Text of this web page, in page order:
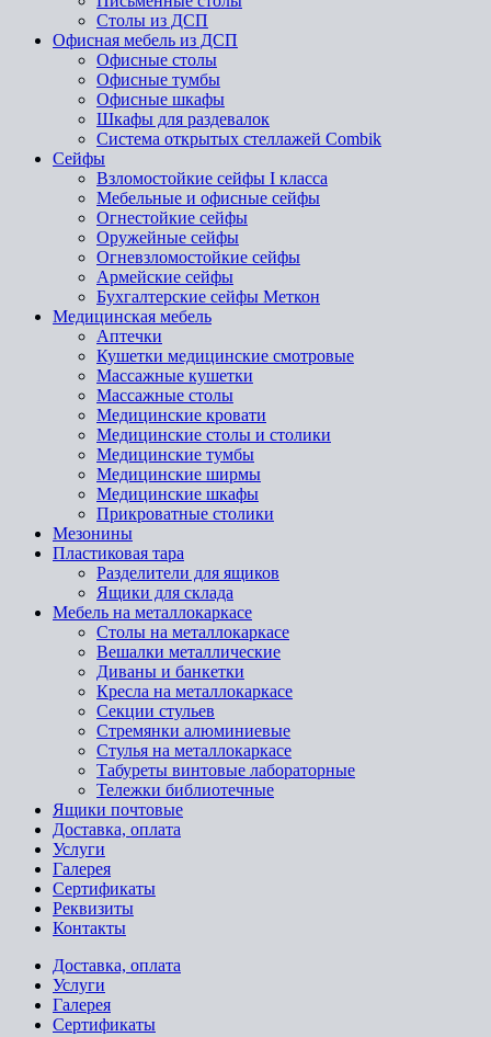
Столы из ДСП
Офисная мебель из ДСП
Офисные столы
Офисные тумбы
Офисные шкафы
Шкафы для раздевалок
Система открытых стеллажей Combik
Сейфы
Взломостойкие сейфы I класса
Мебельные и офисные сейфы
Огнестойкие сейфы
Оружейные сейфы
Огневзломостойкие сейфы
Армейские сейфы
Бухгалтерские сейфы Меткон
Медицинская мебель
Аптечки
Кушетки медицинские смотровые
Массажные кушетки
Массажные столы
Медицинские кровати
Медицинские столы и столики
Медицинские тумбы
Медицинские ширмы
Медицинские шкафы
Прикроватные столики
Мезонины
Пластиковая тара
Разделители для ящиков
Ящики для склада
Мебель на металлокаркасе
Cтолы на металлокаркасе
Вешалки металлические
Диваны и банкетки
Кресла на металлокаркасе
Секции стульев
Стремянки алюминиевые
Стулья на металлокаркасе
Табуреты винтовые лабораторные
Тележки библиотечные
Ящики почтовые
Доставка, оплата
Услуги
Галерея
Сертификаты
Реквизиты
Контакты
Доставка, оплата
Услуги
Галерея
Сертификаты